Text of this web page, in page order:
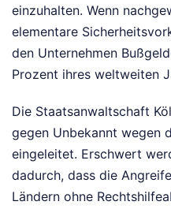
einzuhalten. Wenn
elementare
den Unternehmen
Prozent ihres weltweiten
Die Staatsanwaltschaft
gegen Unbekannt wegen
eingeleitet. Erschwert
dadurch, dass die
Ländern ohne